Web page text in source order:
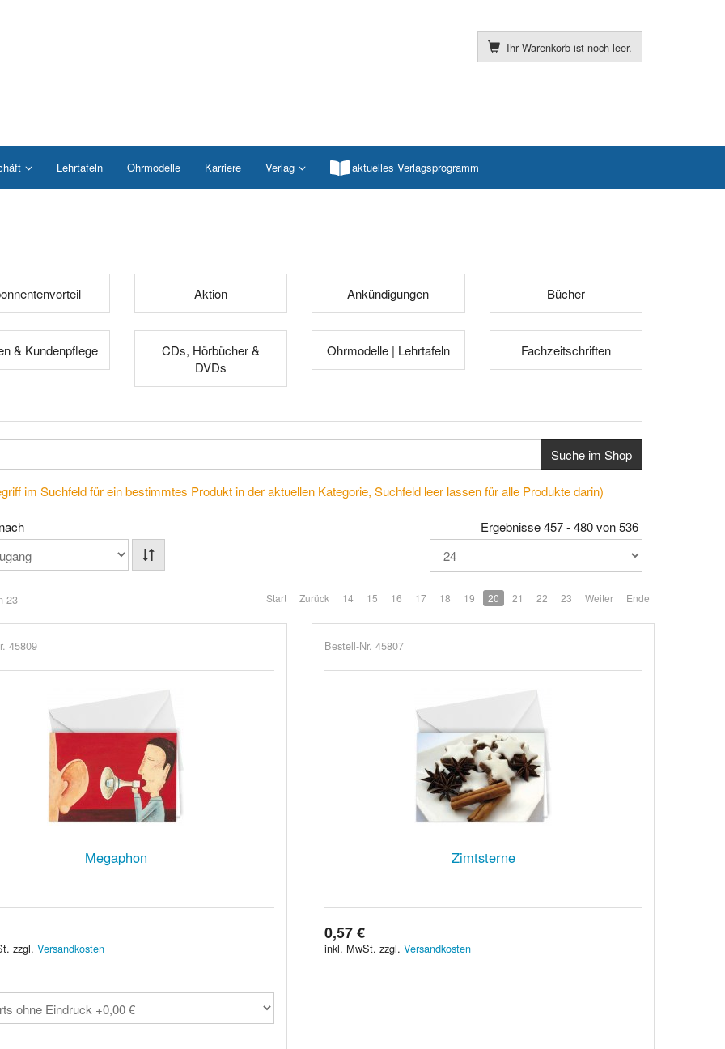
Ihr Warenkorb ist noch leer.
Lehrtafeln Ohrmodelle Karriere Verlag aktuelles Verlagsprogramm
Aktion Ankündigungen Bücher
& Kundenpflege
CDs, Hörbücher &
DVDs
Ohrmodelle | Lehrtafeln Fachzeitschriften
Suche im Shop
im Suchfeld für ein bestimmtes Produkt in der aktuellen Kategorie, Suchfeld leer lassen für alle Produkte darin)
Ergebnisse 457 - 480 von 536
23 Start Zurück 14 15 16 17 18 19 20 21 22 23 Weiter Ende
45809
Megaphon
zzgl. Versandkosten
Bestell-Nr. 45807
Zimtsterne
0,57 €
inkl. MwSt. zzgl.Versandkosten